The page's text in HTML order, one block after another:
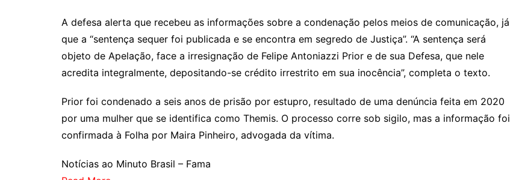
A defesa alerta que recebeu as informações sobre a condenação pelos meios de comunicação, já
que a “sentença sequer foi publicada e se encontra em segredo de Justiça”. “A sentença será
objeto de Apelação, face a irresignação de Felipe Antoniazzi Prior e de sua Defesa, que nele
acredita integralmente, depositando-se crédito irrestrito em sua inocência”, completa o texto.
Prior foi condenado a seis anos de prisão por estupro, resultado de uma denúncia feita em 2020
por uma mulher que se identifica como Themis. O processo corre sob sigilo, mas a informação foi
confirmada à Folha por Maira Pinheiro, advogada da vítima.
Notícias ao Minuto Brasil – Fama